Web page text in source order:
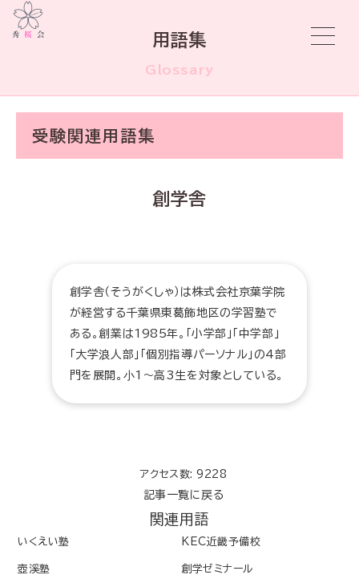
用語集
Glossary
受験関連用語集
創学舎
創学舎（そうがくしゃ）は株式会社京葉学院
が経営する千葉県東葛飾地区の学習塾で
ある。創業は1985年。「小学部」「中学部」
「大学浪人部」「個別指導パーソナル」の4部
門を展開。⼩1〜高3生を対象としている。
アクセス数: 9228
記事一覧に戻る
関連用語
いくえい塾 KEC近畿予備校
壺溪塾 創学ゼミナール